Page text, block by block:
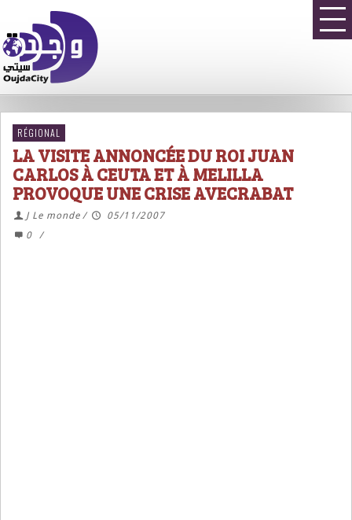
RÉGIONAL
LA VISITE ANNONCÉE DU ROI JUAN
CARLOS À CEUTA ET À MELILLA
PROVOQUE UNE CRISE AVECRABAT
J Le monde /
05/11/2007
0
/